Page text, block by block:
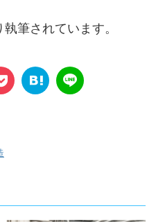
筆されています。